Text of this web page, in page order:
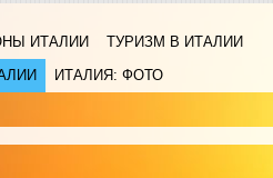
ИТАЛИИ
ТУРИЗМ В ИТАЛИИ
ИТАЛИЯ: ФОТО